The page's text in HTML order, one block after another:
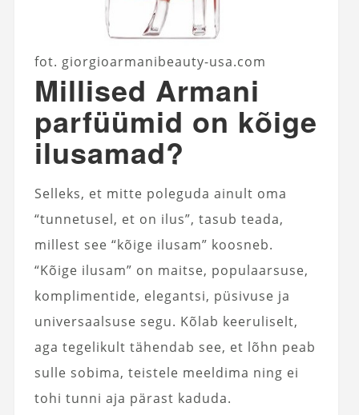
fot. giorgioarmanibeauty-usa.com
Millised Armani
parfüümid on kõige
ilusamad?
Selleks, et mitte poleguda ainult oma
“tunnetusel, et on ilus”, tasub teada,
millest see “kõige ilusam” koosneb.
“Kõige ilusam” on maitse, populaarsuse,
komplimentide, elegantsi, püsivuse ja
universaalsuse segu. Kõlab keeruliselt,
aga tegelikult tähendab see, et lõhn peab
sulle sobima, teistele meeldima ning ei
tohi tunni aja pärast kaduda.